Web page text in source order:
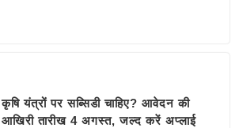
कृषि यंत्रों पर सब्सिडी चाहिए? आवेदन की
आखिरी तारीख 4 अगस्त, जल्द करें अप्लाई